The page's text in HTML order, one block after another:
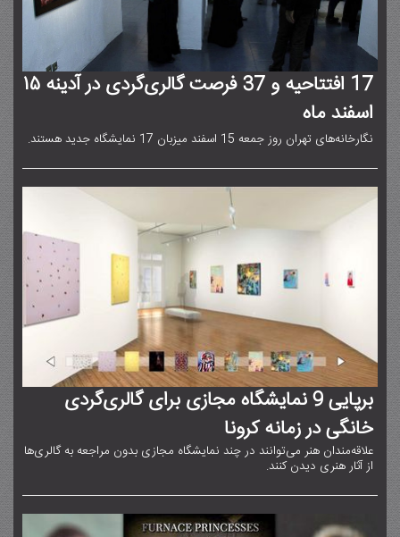
۱۷ افتتاحیه و ۳۷ فرصت گالری‌گردی در آدینه 15
اسفند ماه
نگارخانه‌های تهران روز جمعه ۱۵ اسفند میزبان ۱۷ نمایشگاه جدید هستند.
برپایی ۹ نمایشگاه مجازی برای گالری‌‌گردی
خانگی در زمانه کرونا
علاقه‌مندان هنر می‌توانند در چند نمایشگاه مجازی بدون مراجعه به گالری‌ها
از آثار هنری دیدن کنند.